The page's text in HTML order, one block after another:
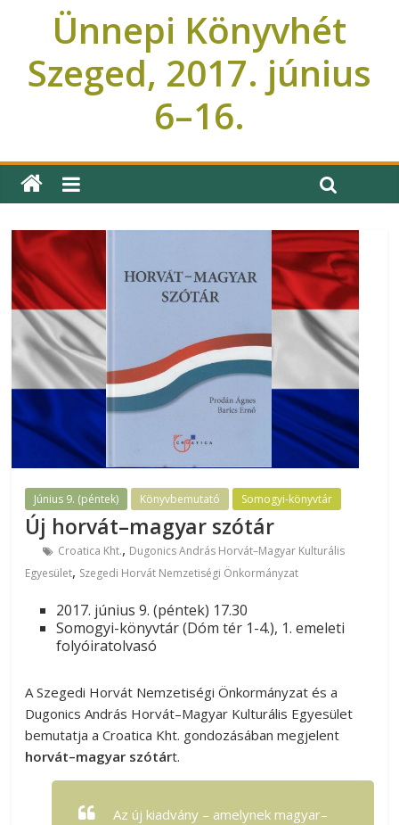
Ünnepi Könyvhét
Szeged, 2017. június
6–16.
Június 9. (péntek) Könyvbemutató Somogyi-könyvtár
Új horvát–magyar szótár
Croatica Kht., Dugonics András Horvát–Magyar Kulturális
Egyesület, Szegedi Horvát Nemzetiségi Önkormányzat
2017. június 9. (péntek) 17.30
Somogyi-könyvtár (Dóm tér 1-4.), 1. emeleti
folyóiratolvasó
A Szegedi Horvát Nemzetiségi Önkormányzat és a
Dugonics András Horvát–Magyar Kulturális Egyesület
bemutatja a Croatica Kht. gondozásában megjelent
horvát–magyar szótárt.
Az új kiadvány – amelynek magyar–